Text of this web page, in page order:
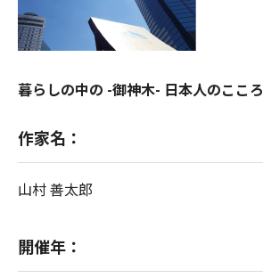
暮らしの中の -御神木- 日本人のこころ
作家名：
山村 善太郎
開催年：